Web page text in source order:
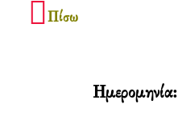
Πίσω
Ημερομηνία: